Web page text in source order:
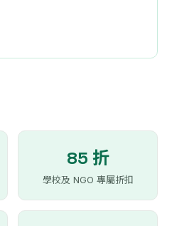
85 折
學校及 NGO 專屬折扣